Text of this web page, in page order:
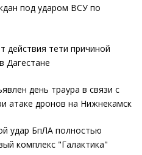
под ударом ВСУ по
действия тети причиной
Дагестане
день траура в связи с
атаке дронов на Нижнекамск
удар БпЛА полностью
комплекс "Галактика"